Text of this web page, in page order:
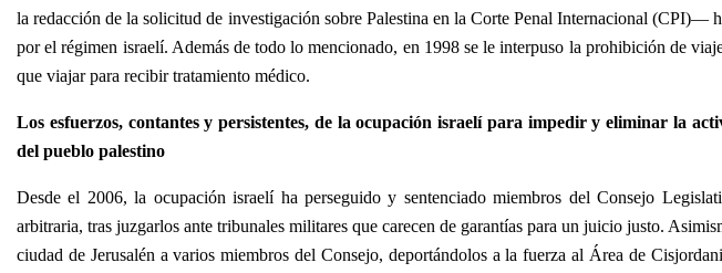
la redacción de la solicitud de investigación sobre Palestina en la Corte Penal Internacional (CPI)—
por el régimen israelí. Además de todo lo mencionado, en 1998 se le interpuso la prohibición de
que viajar para recibir tratamiento médico.
Los esfuerzos, contantes y persistentes, de la ocupación israelí para impedir y eliminar la
del pueblo palestino
Desde el 2006, la ocupación israelí ha perseguido y sentenciado miembros del Consejo
arbitraria, tras juzgarlos ante tribunales militares que carecen de garantías para un juicio justo.
ciudad de Jerusalén a varios miembros del Consejo, deportándolos a la fuerza al Área de